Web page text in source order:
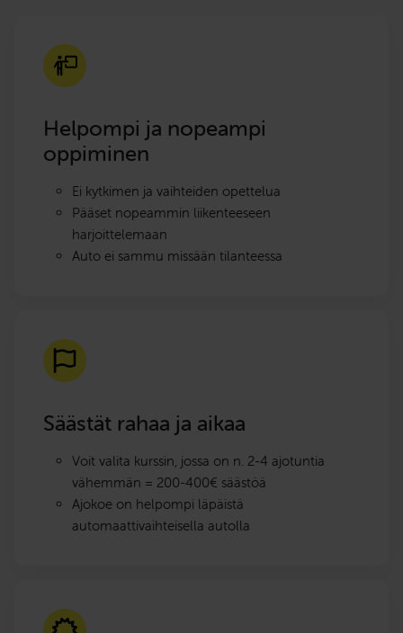
Helpompi ja nopeampi
oppiminen
Ei kytkimen ja vaihteiden opettelua
Pääset nopeammin liikenteeseen
harjoittelemaan
Auto ei sammu missään tilanteessa
Säästät rahaa ja aikaa
Voit valita kurssin, jossa on n. 2-4 ajotuntia
vähemmän = 200-400€ säästöä
Ajokoe on helpompi läpäistä
automaattivaihteisella autolla